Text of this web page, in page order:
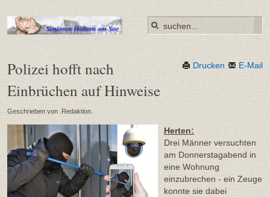
E-Mail
Drucken
Polizei hofft nach
Einbrüchen auf Hinweise
Geschrieben von .Redaktion.
Herten:
Drei Männer versuchten
am Donnerstagabend in
eine Wohnung
einzubrechen - ein Zeuge
konnte sie dabei